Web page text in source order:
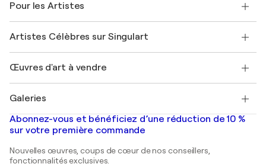
Offrir une carte cadeau
Rejoignez notre programme commercial
Mon compte
+33 1 76 44 06 42
FAQ
Magazine Singulart
Emplois
Découvrez une sélection d'art original
Pour les Artistes
Se connecter en tant qu'Artiste
Artistes Célèbres sur Singulart
Marc Chagall
Banksy
Mr. Brainwash
Shepard Fairey
Œuvres d'art à vendre
Tableaux abstraits à vendre
Peintures de paysage
Estampes
Peintures acryliques
Galeries
Galeries d'art en France
Galeries d'art en Belgique
Abonnez-vous et bénéficiez d’une réduction de 10 %
sur votre première commande
Nouvelles œuvres, coups de cœur de nos conseillers,
fonctionnalités exclusives.